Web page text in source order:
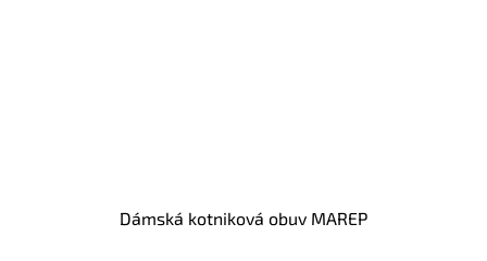
Dámská kotniková obuv MAREP